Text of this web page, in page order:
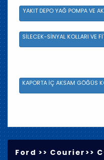
YAKIT DEPO YAĞ POMPA VE
SİLECEK-SİNYAL KOLLARI VE
KAPORTA İÇ AKSAM GÖĞÜS
Ford >> Courier >>